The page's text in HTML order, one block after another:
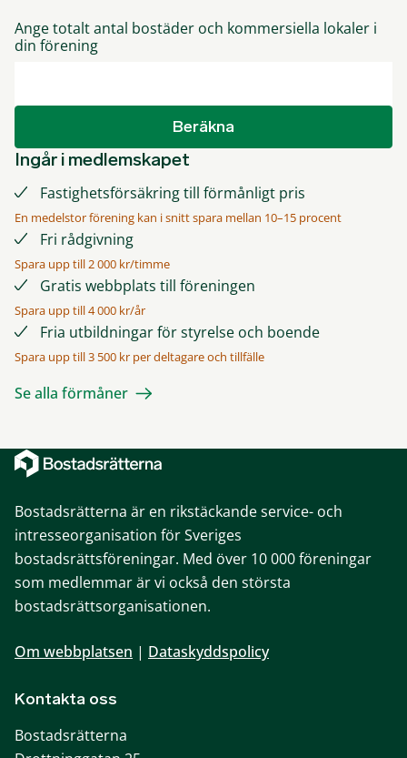
Ange totalt antal bostäder och kommersiella lokaler i
din förening
Beräkna
Ingår i medlemskapet
Fastighetsförsäkring till förmånligt pris
En medelstor förening kan i snitt spara mellan 10–15 procent
Fri rådgivning
Spara upp till 2 000 kr/timme
Gratis webbplats till föreningen
Spara upp till 4 000 kr/år
Fria utbildningar för styrelse och boende
Spara upp till 3 500 kr per deltagare och tillfälle
Se alla förmåner
Bostadsrätterna är en rikstäckande service- och
intresseorganisation för Sveriges
bostadsrättsföreningar. Med över 10 000 föreningar
som medlemmar är vi också den största
bostadsrättsorganisationen.
Om webbplatsen | Dataskyddspolicy
Kontakta oss
Bostadsrätterna